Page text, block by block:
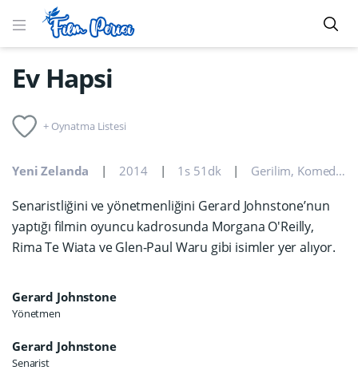
Ev Hapsi
+ Oynatma Listesi
Yeni Zelanda 2014 1s 51dk Gerilim, Komedi ,
Senaristliğini ve yönetmenliğini Gerard Johnstone’nun
yaptığı filmin oyuncu kadrosunda Morgana O'Reilly,
Rima Te Wiata ve Glen-Paul Waru gibi isimler yer alıyor.
Gerard Johnstone
Yönetmen
Gerard Johnstone
Senarist